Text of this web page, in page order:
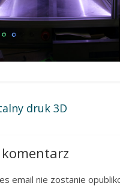
druk 3D
email nie zostanie